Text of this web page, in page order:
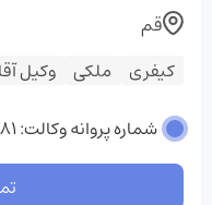
کیفری ملکی وکیل آقا
قم
شماره پروانه وکالت: 51381